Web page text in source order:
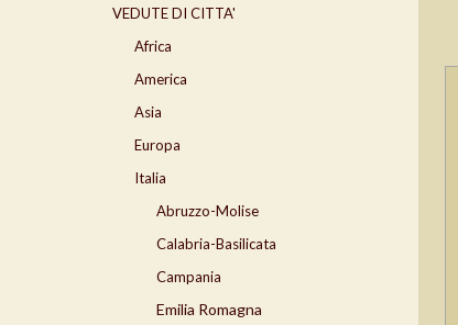
VEDUTE DI CITTA'
Africa
America
Asia
Europa
Italia
Abruzzo-Molise
Calabria-Basilicata
Campania
Emilia Romagna